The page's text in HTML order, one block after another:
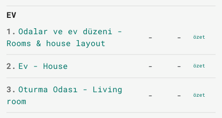
EV
1. Odalar ve ev düzeni -
Rooms & house layout
- - özet
2. Ev - House - - özet
3. Oturma Odası - Living
room
- - özet